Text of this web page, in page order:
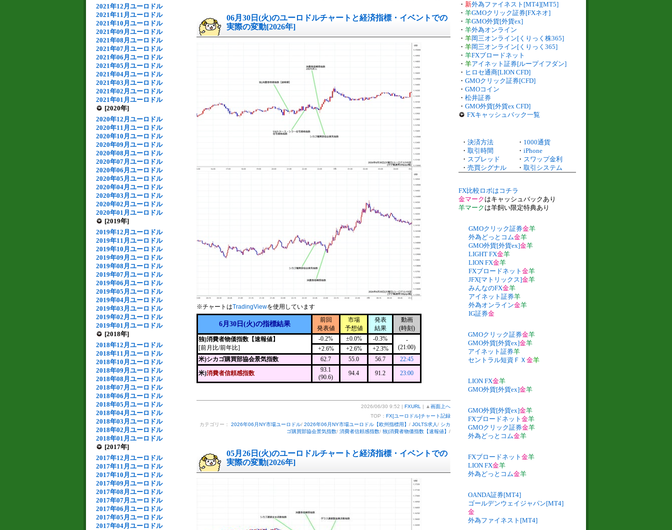
2021年12月ユーロドル
2021年11月ユーロドル
2021年10月ユーロドル
2021年09月ユーロドル
2021年08月ユーロドル
2021年07月ユーロドル
2021年06月ユーロドル
2021年05月ユーロドル
2021年04月ユーロドル
2021年03月ユーロドル
2021年02月ユーロドル
2021年01月ユーロドル
[2020年]
2020年12月ユーロドル
2020年11月ユーロドル
2020年10月ユーロドル
2020年09月ユーロドル
2020年08月ユーロドル
2020年07月ユーロドル
2020年06月ユーロドル
2020年05月ユーロドル
2020年04月ユーロドル
2020年03月ユーロドル
2020年02月ユーロドル
2020年01月ユーロドル
[2019年]
2019年12月ユーロドル
2019年11月ユーロドル
2019年10月ユーロドル
2019年09月ユーロドル
2019年08月ユーロドル
2019年07月ユーロドル
2019年06月ユーロドル
2019年05月ユーロドル
2019年04月ユーロドル
2019年03月ユーロドル
2019年02月ユーロドル
2019年01月ユーロドル
[2018年]
2018年12月ユーロドル
2018年11月ユーロドル
2018年10月ユーロドル
2018年09月ユーロドル
2018年08月ユーロドル
2018年07月ユーロドル
2018年06月ユーロドル
2018年05月ユーロドル
2018年04月ユーロドル
2018年03月ユーロドル
2018年02月ユーロドル
2018年01月ユーロドル
[2017年]
2017年12月ユーロドル
2017年11月ユーロドル
2017年10月ユーロドル
2017年09月ユーロドル
2017年08月ユーロドル
2017年07月ユーロドル
2017年06月ユーロドル
2017年05月ユーロドル
2017年04月ユーロドル
06月30日(火)のユーロドルチャートと経済指標・イベントでの
実際の変動[2026年]
※チャートはTradingViewを使用しています
6月30日(火)の指標結果
前回
発表値
市場
予想値
発表
結果
動画
(時刻)
独)消費者物価指数【速報値】
[前月比/前年比]
-0.2% ±0.0% -0.3%
-
(21:00)
+2.6% +2.6%
+2.3%
米)シカゴ購買部協会景気指数
62.7 55.0 56.7
22:45
米)消費者信頼感指数
93.1
(90.6)
94.4 91.2 23:00
2026/06/30 9:52 | FXURL | ▲ 画面上へ
TOP： FX[ユーロドル]チャート記録
カテゴリー： 2026年06月NY市場ユーロドル/ 2026年06月NY市場ユーロドル【欧州指標用】 / JOLTS求人 / シカ
ゴ購買部協会景気指数/ 消費者信頼感指数/ 独)消費者物価指数【速報値】 /
05月26日(火)のユーロドルチャートと経済指標・イベントでの
実際の変動[2026年]
・ 新外為ファイネスト[MT4][MT5]
・ 羊GMOクリック証券[FXネオ]
・ 羊GMO外貨[外貨ex]
・ 羊外為オンライン
・ 羊岡三オンライン[くりっく株365]
・ 羊岡三オンライン[くりっく365]
・ 羊FXブロードネット
・ 羊アイネット証券[ループイフダン]
・ ヒロセ通商[LION CFD]
・ GMOクリック証券[CFD]
・ GMOコイン
・ 松井証券
・ GMO外貨[外貨ex CFD]
FXキャッシュバック一覧
・ 決済方法 ・ 1000通貨
・ 取引時間 ・ iPhone
・ スプレッド ・ スワップ金利
・ 売買シグナル ・ 取引システム
FX比較ロボはコチラ
金マーク はキャッシュバックあり
羊マーク は羊飼い限定特典あり
GMOクリック証券金羊
外為どっとコム金羊
GMO外貨[外貨ex]金羊
LIGHT FX金羊
LION FX金羊
FXブロードネット 金羊
JFX[マトリックス]金羊
みんなのFX金羊
アイネット証券羊
外為オンライン金羊
IG証券金
GMOクリック証券金羊
GMO外貨[外貨ex]金羊
アイネット証券羊
セントラル短資ＦＸ 金羊
LION FX金羊
GMO外貨[外貨ex]金羊
GMO外貨[外貨ex]金羊
FXブロードネット 金羊
GMOクリック証券金羊
外為どっとコム金羊
FXブロードネット 金羊
LION FX金羊
外為どっとコム金羊
OANDA証券[MT4]
ゴールデンウェイジャパン[MT4]
金
外為ファイネスト[MT4]